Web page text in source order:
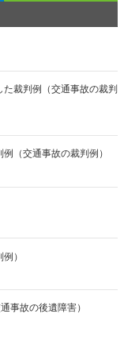
た裁判例（交通事故の裁判
（交通事故の裁判例）
）
事故の後遺障害）